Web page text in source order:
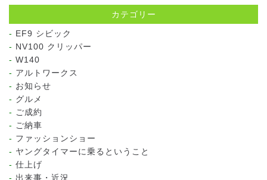
カテゴリー
EF9 シビック
NV100 クリッパー
W140
アルトワークス
お知らせ
グルメ
ご成約
ご納車
ファッションショー
ヤングタイマーに乗るということ
仕上げ
出来事・近況